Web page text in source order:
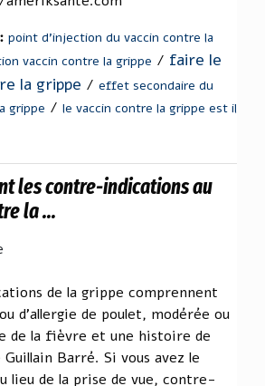
point d'injection du vaccin contre la
vaccin contre la grippe / faire le
la grippe / effet secondaire du
grippe / le vaccin contre la grippe est il
les contre-indications au
la ...
de la grippe comprennent
d'allergie de poulet, modérée ou
de la fièvre et une histoire de
Barré. Si vous avez le
lieu de la prise de vue, contre-